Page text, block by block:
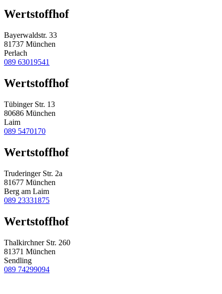
Wertstoffhof
Bayerwaldstr. 33
81737 München
Perlach
089 63019541
Wertstoffhof
Tübinger Str. 13
80686 München
Laim
089 5470170
Wertstoffhof
Truderinger Str. 2a
81677 München
Berg am Laim
089 23331875
Wertstoffhof
Thalkirchner Str. 260
81371 München
Sendling
089 74299094